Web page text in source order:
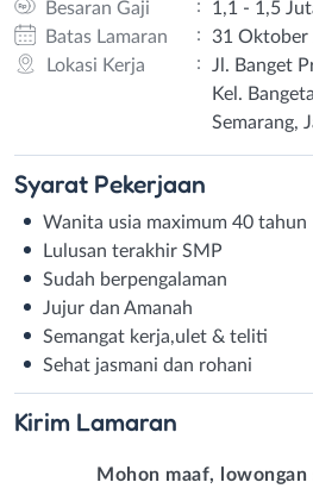
Besaran Gaji
:
1,1 - 1,5
Batas Lamaran
:
31 Oktober
Lokasi Kerja
:
Jl. Banget
Kel.
Semarang,
Syarat Pekerjaan
Wanita usia maximum 40 tahun
Lulusan terakhir SMP
Sudah berpengalaman
Jujur dan Amanah
Semangat kerja,ulet & teliti
Sehat jasmani dan rohani
Kirim Lamaran
Mohon maaf,